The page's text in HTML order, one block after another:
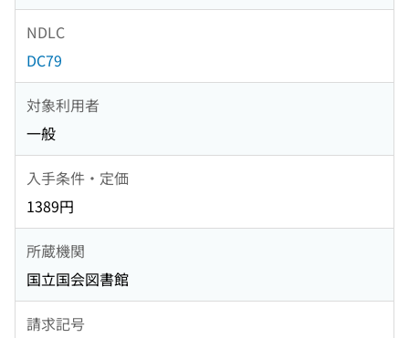
NDLC
DC79
対象利用者
一般
入手条件・定価
1389円
所蔵機関
国立国会図書館
請求記号